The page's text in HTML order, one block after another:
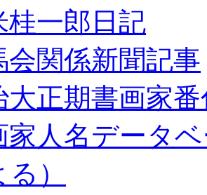
桂一郎日記
会関係新聞記事
大正期書画家
家人名データ
）